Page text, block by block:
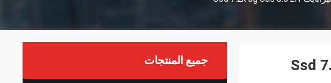
جميع المنتجات